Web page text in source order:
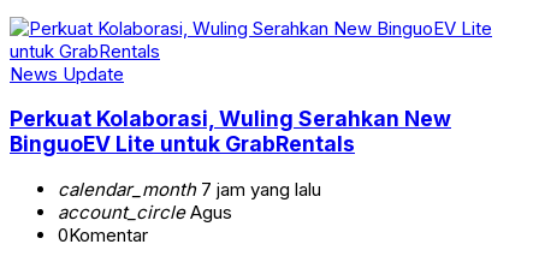
News Update
Perkuat Kolaborasi, Wuling Serahkan New
BinguoEV Lite untuk GrabRentals
calendar_month7 jam yang lalu
account_circleAgus
0Komentar